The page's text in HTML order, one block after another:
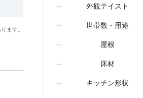
ます。
外観テイスト
世帯数・用途
屋根
床材
キッチン形状